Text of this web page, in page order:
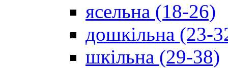
ясельна (18-26)
дошкільна (23-
шкільна (29-38)